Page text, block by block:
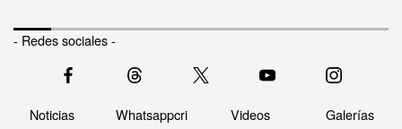
- Redes sociales -
Noticias Whatsappcri Videos Galerías